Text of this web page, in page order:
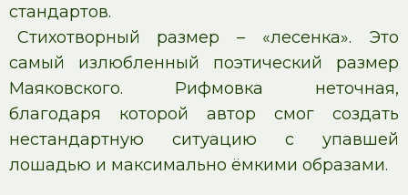
стандартов.
Стихотворный размер – «лесенка». Это
самый излюбленный поэтический размер
Маяковского. Рифмовка неточная,
благодаря которой автор смог создать
нестандартную ситуацию с упавшей
лошадью и максимально ёмкими образами.